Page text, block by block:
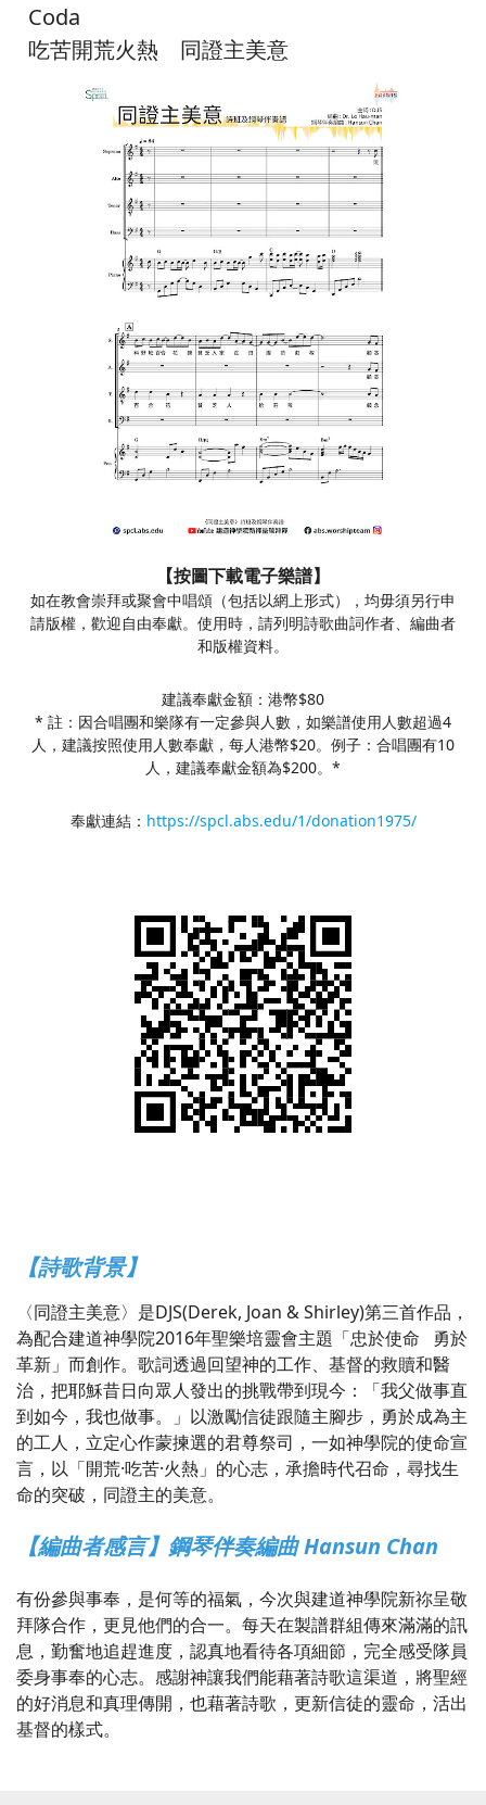
Coda
吃苦開荒火熱 同證主美意
【按圖下載電子樂譜】
如在教會崇拜或聚會中唱頌（包括以網上形式），均毋須另行申
請版權，歡迎自由奉獻。使用時，請列明詩歌曲詞作者、編曲者
和版權資料。
建議奉獻金額：港幣$80
* 註：因合唱團和樂隊有一定參與人數，如樂譜使用人數超過4
人，建議按照使用人數奉獻，每人港幣$20。例子：合唱團有10
人，建議奉獻金額為$200。*
奉獻連結： https://spcl.abs.edu/1/donation1975/
【詩歌背景】
〈同證主美意〉是DJS(Derek, Joan & Shirley)第三首作品，
為配合建道神學院2016年聖樂培靈會主題「忠於使命 勇於
革新」而創作。歌詞透過回望神的工作、基督的救贖和醫
治，把耶穌昔日向眾人發出的挑戰帶到現今：「我父做事直
到如今，我也做事。」以激勵信徒跟隨主腳步，勇於成為主
的工人，立定心作蒙揀選的君尊祭司，一如神學院的使命宣
言，以「開荒·吃苦·火熱」的心志，承擔時代召命，尋找生
命的突破，同證主的美意。
【編曲者感言】鋼琴伴奏編曲 Hansun Chan
有份參與事奉，是何等的福氣，今次與建道神學院新祢呈敬
拜隊合作，更見他們的合一。每天在製譜群組傳來滿滿的訊
息，勤奮地追趕進度，認真地看待各項細節，完全感受隊員
委身事奉的心志。感謝神讓我們能藉著詩歌這渠道，將聖經
的好消息和真理傳開，也藉著詩歌，更新信徒的靈命，活出
基督的樣式。